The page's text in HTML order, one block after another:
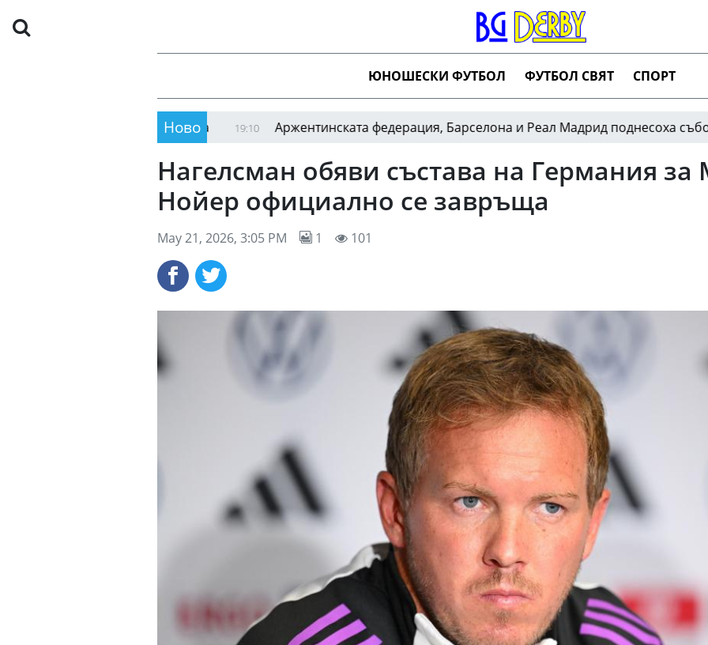
ЮНОШЕСКИ ФУТБОЛ ФУТБОЛ СВЯТ СПОРТ
Ново
19:10 Аржентинската федерация, Барселона и Реал Мадрид поднесоха
Нагелсман обяви състава на Германия
Нойер официално се завръща
May 21, 2026, 3:05 PM 1 101